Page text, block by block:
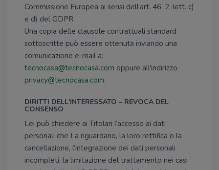
Commissione Europea ai sensi dell’art. 46, 2, lett. c)
e d) del GDPR.
Una copia delle clausole contrattuali standard
sottoscritte può essere ottenuta inviando una
comunicazione e-mail a:
tecnocasa@tecnocasa.com oppure all'indirizzo
privacy@tecnocasa.com.
DIRITTI DELL'INTERESSATO – REVOCA DEL
CONSENSO
Lei può chiedere ai Titolari l’accesso ai dati
personali che La riguardano, la loro rettifica o la
cancellazione, l’integrazione dei dati personali
incompleti, la limitazione del trattamento nei casi